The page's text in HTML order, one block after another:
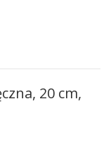
20 cm,